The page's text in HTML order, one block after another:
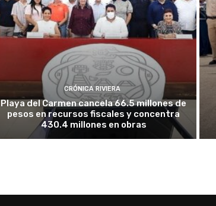
CRÓNICA RIVIERA
Playa del Carmen cancela 66.5 millones de
pesos en recursos fiscales y concentra
430.4 millones en obras